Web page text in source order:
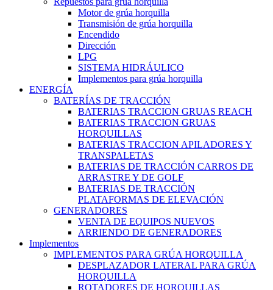
Motor de grúa horquilla
Transmisión de grúa horquilla
Encendido
Dirección
LPG
SISTEMA HIDRÁULICO
Implementos para grúa horquilla
ENERGÍA
BATERÍAS DE TRACCIÓN
BATERIAS TRACCION GRUAS REACH
BATERIAS TRACCION GRUAS
HORQUILLAS
BATERIAS TRACCION APILADORES Y
TRANSPALETAS
BATERIAS DE TRACCIÓN CARROS DE
ARRASTRE Y DE GOLF
BATERIAS DE TRACCIÓN
PLATAFORMAS DE ELEVACIÓN
GENERADORES
VENTA DE EQUIPOS NUEVOS
ARRIENDO DE GENERADORES
Implementos
IMPLEMENTOS PARA GRÚA HORQUILLA
DESPLAZADOR LATERAL PARA GRÚA
HORQUILLA
ROTADORES DE HORQUILLAS